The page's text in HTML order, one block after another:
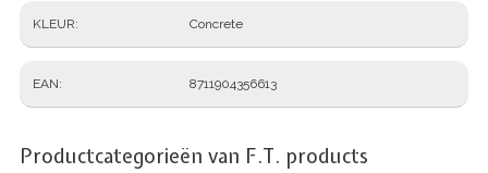
KLEUR Concrete
EAN 8711904356613
Productcategorieën van F.T. products